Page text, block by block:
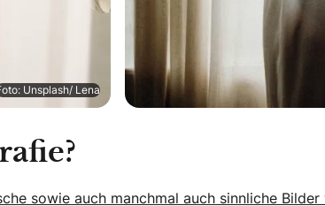
Unsplash/ Lena
sowie auch manchmal auch sinnliche